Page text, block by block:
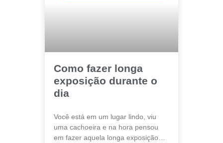
Como fazer longa
exposição durante o
dia
Você está em um lugar lindo, viu
uma cachoeira e na hora pensou
em fazer aquela longa exposição…